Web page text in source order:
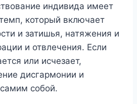
индивида имеет
который включает
и затишья, натяжения и
и отвлечения. Если
или исчезает,
дисгармонии и
собой.